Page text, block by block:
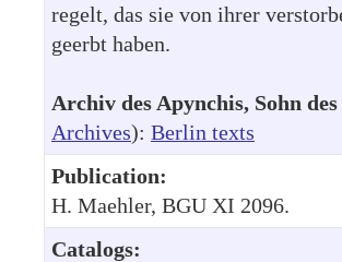
regelt, das sie von ihrer
geerbt haben.
Archiv des Apynchis, Sohn des
Archives): Berlin texts
Publication:
H. Maehler, BGU XI 2096.
Catalogs: